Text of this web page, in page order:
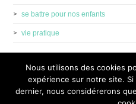
se battre pour nos enfants
vie pratique
Nous utilisons des cookies
expérience sur notre site.
dernier, nous considérerons